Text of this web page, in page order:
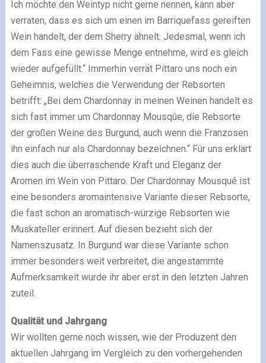
Ich möchte den Weintyp nicht gerne nennen, kann aber
verraten, dass es sich um einen im Barriquefass gereiften
Wein handelt, der dem Sherry ähnelt. Jedesmal, wenn ich
dem Fass eine gewisse Menge entnehme, wird es gleich
wieder aufgefüllt.“ Immerhin verrät Pittaro uns noch ein
Geheimnis, welches die Verwendung der Rebsorten
betrifft: „Bei dem Chardonnay in meinen Weinen handelt es
sich fast immer um Chardonnay Mousqúe, die Rebsorte
der großen Weine des Burgund, auch wenn die Franzosen
ihn einfach nur als Chardonnay bezeichnen.“ Für uns erklärt
dies auch die überraschende Kraft und Eleganz der
Aromen im Wein von Pittaro. Der Chardonnay Mousqué ist
eine besonders aromaintensive Variante dieser Rebsorte,
die fast schon an aromatisch-würzige Rebsorten wie
Muskateller erinnert. Auf diesen bezieht sich der
Namenszusatz. In Burgund war diese Variante schon
immer besonders weit verbreitet, die angestammte
Aufmerksamkeit wurde ihr aber erst in den letzten Jahren
zuteil.
Qualität und Jahrgang
Wir wollten gerne noch wissen, wie der Produzent den
aktuellen Jahrgang im Vergleich zu den vorhergehenden